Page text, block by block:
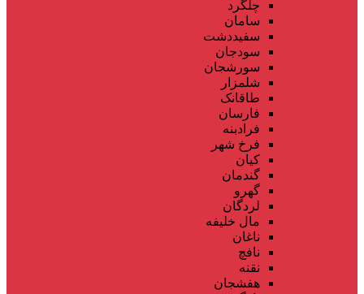
چلگرد
سامان
سفیددشت
سودجان
سورشجان
شلمزار
طاقانک
فارسان
فرادبنه
فرخ شهر
کیان
گندمان
گهرو
لردگان
مال خلیفه
ناغان
نافچ
نقنه
هفشجان